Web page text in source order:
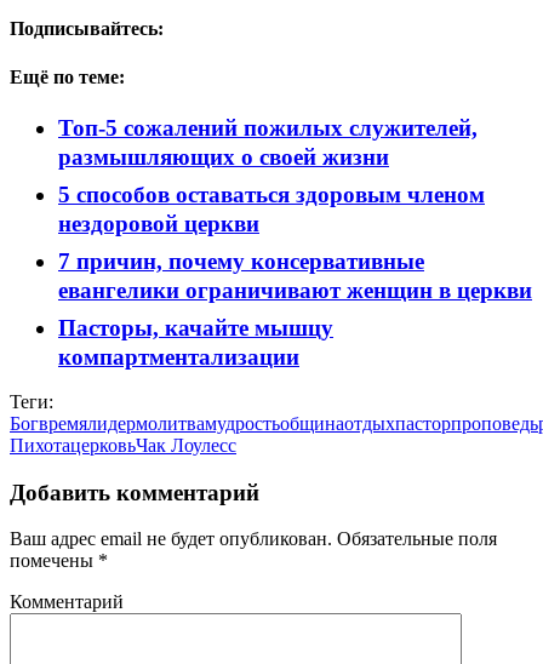
Подписывайтесь:
Ещё по теме:
Топ-5 сожалений пожилых служителей,
размышляющих о своей жизни
5 способов оставаться здоровым членом
нездоровой церкви
7 причин, почему консервативные
евангелики ограничивают женщин в церкви
Пасторы, качайте мышцу
компартментализации
Теги:
Богвремялидермолитвамудростьобщинаотдыхпасторпроповедь
ПихотацерковьЧак Лоулесс
Добавить комментарий
Ваш адрес email не будет опубликован. Обязательные поля
помечены *
Комментарий